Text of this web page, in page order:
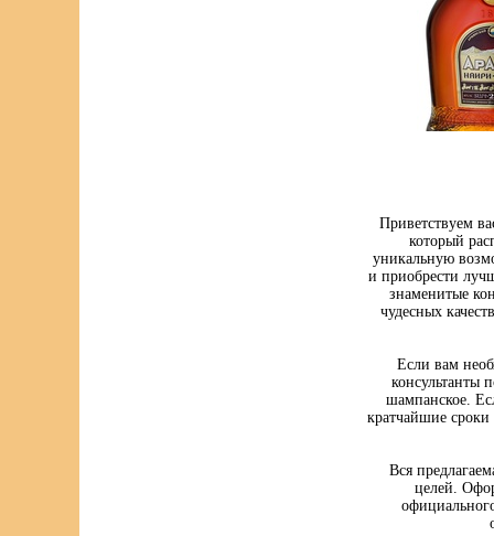
Приветствуем
который
уникальную
и приобрести
знаменитые
чудесных
Если вам
консультанты
шампанское.
кратчайшие
Вся
целей.